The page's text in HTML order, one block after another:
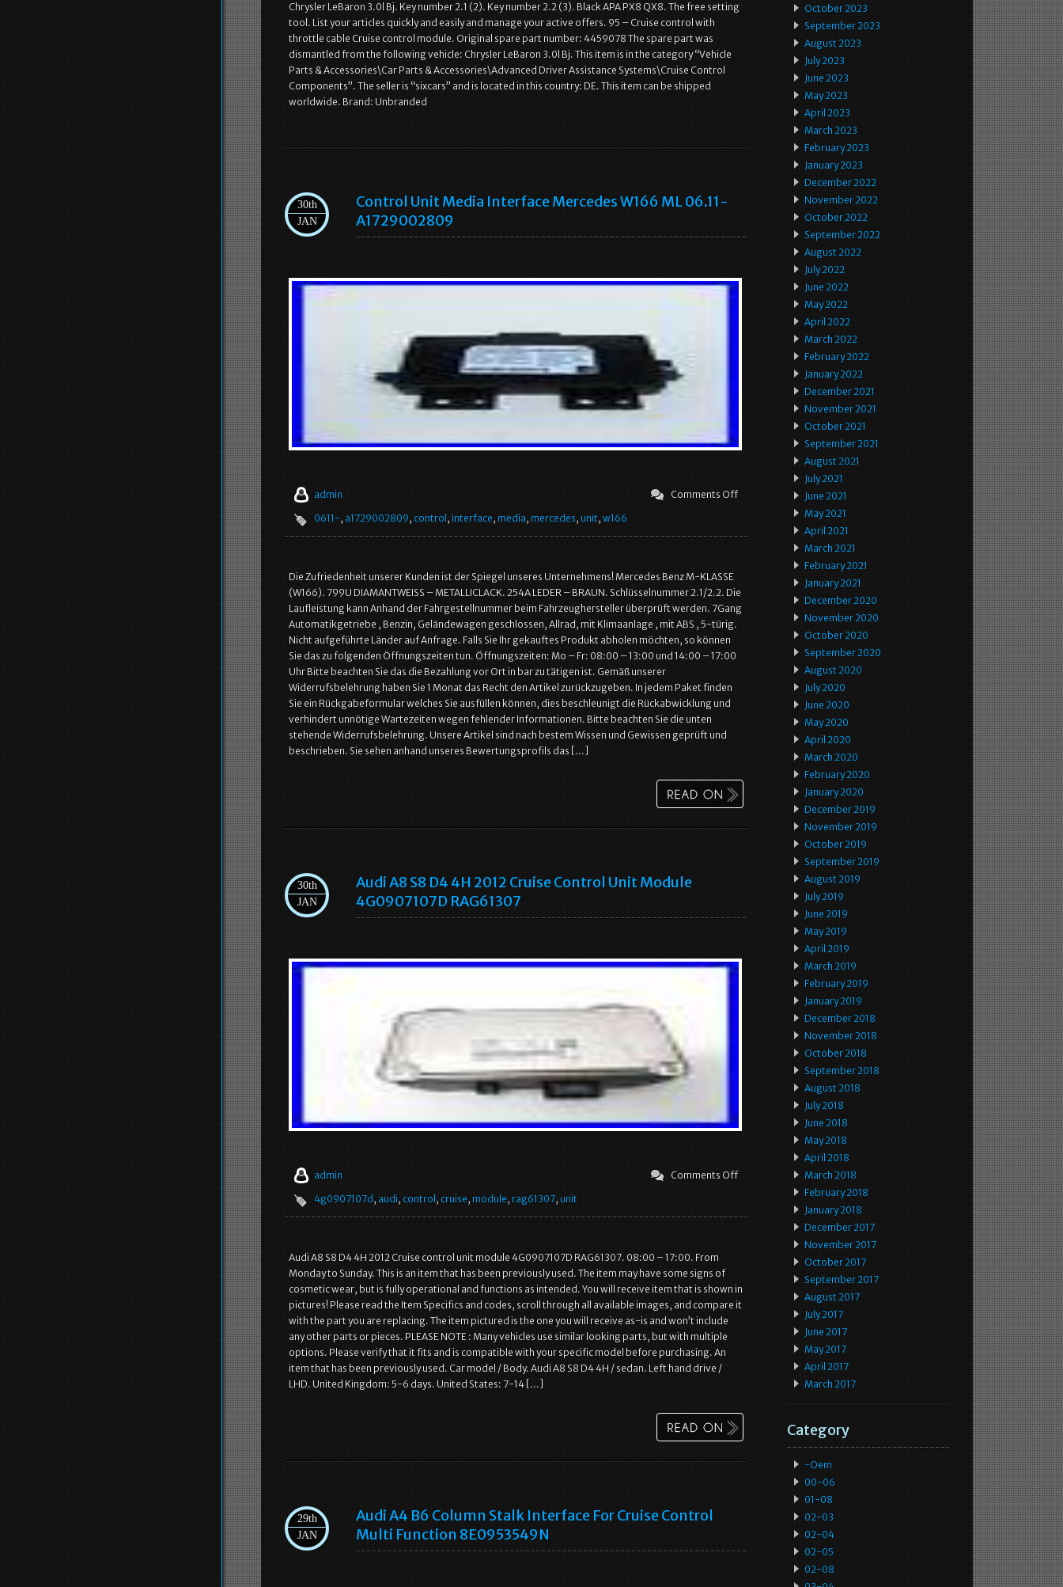
Chrysler LeBaron 3.0l Bj. Key number 2.1 (2). Key number 2.2 (3). Black APA PX8 QX8. The free setting
tool. List your articles quickly and easily and manage your active offers. 95 – Cruise control with
throttle cable Cruise control module. Original spare part number: 4459078 The spare part was
dismantled from the following vehicle: Chrysler LeBaron 3.0l Bj. This item is in the category “Vehicle
Parts & Accessories\Car Parts & Accessories\Advanced Driver Assistance Systems\Cruise Control
Components”. The seller is “sixcars” and is located in this country: DE. This item can be shipped
worldwide. Brand: Unbranded
30th
JAN
Control Unit Media Interface Mercedes W166 ML 06.11-
A1729002809
admin
Comments Off
0611-, a1729002809, control , interface, media, mercedes, unit, w166
Die Zufriedenheit unserer Kunden ist der Spiegel unseres Unternehmens! Mercedes Benz M-KLASSE
(W166). 799U DIAMANTWEISS – METALLICLACK. 254A LEDER – BRAUN. Schlüsselnummer 2.1/2.2. Die
Laufleistung kann Anhand der Fahrgestellnummer beim Fahrzeughersteller überprüft werden. 7Gang
Automatikgetriebe , Benzin, Geländewagen geschlossen, Allrad, mit Klimaanlage , mit ABS , 5-türig.
Nicht aufgeführte Länder auf Anfrage. Falls Sie Ihr gekauftes Produkt abholen möchten, so können
Sie das zu folgenden Öffnungszeiten tun. Öffnungszeiten: Mo – Fr: 08:00 – 13:00 und 14:00 – 17:00
Uhr Bitte beachten Sie das die Bezahlung vor Ort in bar zu tätigen ist. Gemäß unserer
Widerrufsbelehrung haben Sie 1 Monat das Recht den Artikel zurückzugeben. In jedem Paket finden
Sie ein Rückgabeformular welches Sie ausfüllen können, dies beschleunigt die Rückabwicklung und
verhindert unnötige Wartezeiten wegen fehlender Informationen. Bitte beachten Sie die unten
stehende Widerrufsbelehrung. Unsere Artikel sind nach bestem Wissen und Gewissen geprüft und
beschrieben. Sie sehen anhand unseres Bewertungsprofils das […]
30th
JAN
Audi A8 S8 D4 4H 2012 Cruise Control Unit Module
4G0907107D RAG61307
admin
Comments Off
4g0907107d , audi, control , cruise, module, rag61307, unit
Audi A8 S8 D4 4H 2012 Cruise control unit module 4G0907107D RAG61307. 08:00 – 17:00. From
Monday to Sunday. This is an item that has been previously used. The item may have some signs of
cosmetic wear, but is fully operational and functions as intended. You will receive item that is shown in
pictures! Please read the Item Specifics and codes, scroll through all available images, and compare it
with the part you are replacing. The item pictured is the one you will receive as-is and won’t include
any other parts or pieces. PLEASE NOTE : Many vehicles use similar looking parts, but with multiple
options. Please verify that it fits and is compatible with your specific model before purchasing. An
item that has been previously used. Car model / Body. Audi A8 S8 D4 4H / sedan. Left hand drive /
LHD. United Kingdom: 5-6 days. United States: 7-14 […]
29th
JAN
Audi A4 B6 Column Stalk Interface For Cruise Control
Multi Function 8E0953549N
October 2023
September 2023
August 2023
July 2023
June 2023
May 2023
April 2023
March 2023
February 2023
January 2023
December 2022
November 2022
October 2022
September 2022
August 2022
July 2022
June 2022
May 2022
April 2022
March 2022
February 2022
January 2022
December 2021
November 2021
October 2021
September 2021
August 2021
July 2021
June 2021
May 2021
April 2021
March 2021
February 2021
January 2021
December 2020
November 2020
October 2020
September 2020
August 2020
July 2020
June 2020
May 2020
April 2020
March 2020
February 2020
January 2020
December 2019
November 2019
October 2019
September 2019
August 2019
July 2019
June 2019
May 2019
April 2019
March 2019
February 2019
January 2019
December 2018
November 2018
October 2018
September 2018
August 2018
July 2018
June 2018
May 2018
April 2018
March 2018
February 2018
January 2018
December 2017
November 2017
October 2017
September 2017
August 2017
July 2017
June 2017
May 2017
April 2017
March 2017
Category
-oem
00-06
01-08
02-03
02-04
02-05
02-08